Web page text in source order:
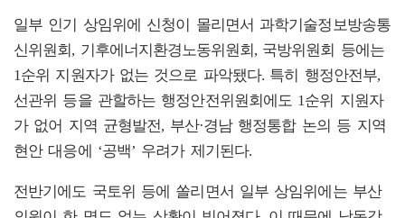
일부 인기 상임위에 신청이 몰리면서 과학기술정보방송통
신위원회, 기후에너지환경노동위원회, 국방위원회 등에는
1순위 지원자가 없는 것으로 파악됐다. 특히 행정안전부,
선관위 등을 관할하는 행정안전위원회에도 1순위 지원자
가 없어 지역 균형발전, 부산·경남 행정통합 논의 등 지역
현안 대응에 ‘공백’ 우려가 제기된다.
전반기에도 국토위 등에 쏠리면서 일부 상임위에는 부산